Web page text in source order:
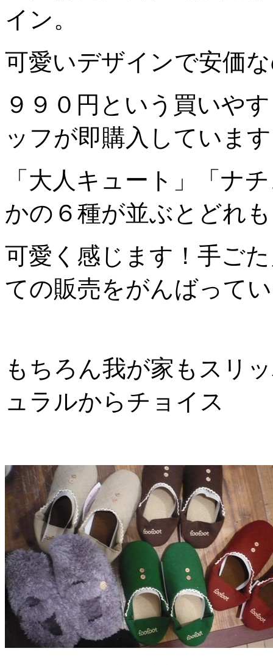
イン。
可愛いデザインで安価
９９０円という買いや
ッフが即購入していま
「大人キュート」「ナ
かの６種が並ぶとどれ
可愛く感じます！手ご
ての販売をがんばって
もちろん我が家もスリ
ュラルからチョイス